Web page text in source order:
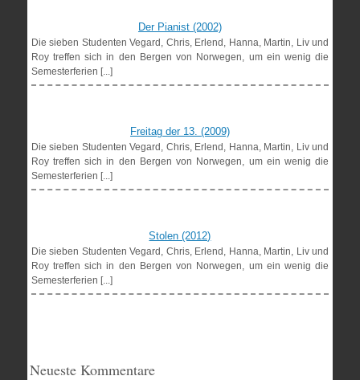
Der Pianist (2002)
Die sieben Studenten Vegard, Chris, Erlend, Hanna, Martin, Liv und
Roy treffen sich in den Bergen von Norwegen, um ein wenig die
Semesterferien [...]
Freitag der 13. (2009)
Die sieben Studenten Vegard, Chris, Erlend, Hanna, Martin, Liv und
Roy treffen sich in den Bergen von Norwegen, um ein wenig die
Semesterferien [...]
Stolen (2012)
Die sieben Studenten Vegard, Chris, Erlend, Hanna, Martin, Liv und
Roy treffen sich in den Bergen von Norwegen, um ein wenig die
Semesterferien [...]
Neueste Kommentare